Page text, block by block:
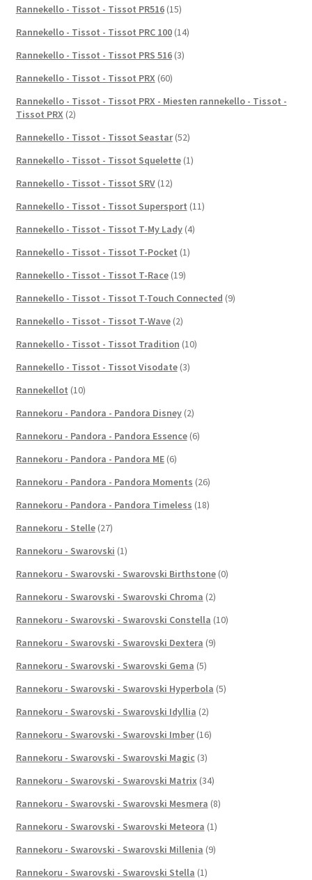
Rannekello - Tissot - Tissot PR516 (15)
Rannekello - Tissot - Tissot PRC 100 (14)
Rannekello - Tissot - Tissot PRS 516 (3)
Rannekello - Tissot - Tissot PRX (60)
Rannekello - Tissot - Tissot PRX - Miesten rannekello - Tissot -
Tissot PRX (2)
Rannekello - Tissot - Tissot Seastar (52)
Rannekello - Tissot - Tissot Squelette (1)
Rannekello - Tissot - Tissot SRV (12)
Rannekello - Tissot - Tissot Supersport (11)
Rannekello - Tissot - Tissot T-My Lady (4)
Rannekello - Tissot - Tissot T-Pocket (1)
Rannekello - Tissot - Tissot T-Race (19)
Rannekello - Tissot - Tissot T-Touch Connected (9)
Rannekello - Tissot - Tissot T-Wave (2)
Rannekello - Tissot - Tissot Tradition (10)
Rannekello - Tissot - Tissot Visodate (3)
Rannekellot (10)
Rannekoru - Pandora - Pandora Disney (2)
Rannekoru - Pandora - Pandora Essence (6)
Rannekoru - Pandora - Pandora ME (6)
Rannekoru - Pandora - Pandora Moments (26)
Rannekoru - Pandora - Pandora Timeless (18)
Rannekoru - Stelle (27)
Rannekoru - Swarovski (1)
Rannekoru - Swarovski - Swarovski Birthstone (0)
Rannekoru - Swarovski - Swarovski Chroma (2)
Rannekoru - Swarovski - Swarovski Constella (10)
Rannekoru - Swarovski - Swarovski Dextera (9)
Rannekoru - Swarovski - Swarovski Gema (5)
Rannekoru - Swarovski - Swarovski Hyperbola (5)
Rannekoru - Swarovski - Swarovski Idyllia (2)
Rannekoru - Swarovski - Swarovski Imber (16)
Rannekoru - Swarovski - Swarovski Magic (3)
Rannekoru - Swarovski - Swarovski Matrix (34)
Rannekoru - Swarovski - Swarovski Mesmera (8)
Rannekoru - Swarovski - Swarovski Meteora (1)
Rannekoru - Swarovski - Swarovski Millenia (9)
Rannekoru - Swarovski - Swarovski Stella (1)